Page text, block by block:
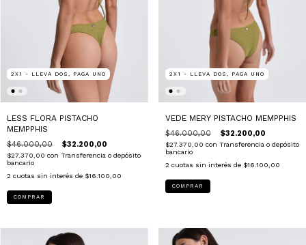
2X1 - LLEVA DOS, PAGA UNO
LESS FLORA PISTACHO
MEMPPHIS
$46.000,00 $32.200,00
$27.370,00 con Transferencia o depósito
bancario
2 cuotas sin interés de $16.100,00
COMPRAR
2X1 - LLEVA DOS, PAGA UNO
VEDE MERY PISTACHO MEMPPHIS
$46.000,00 $32.200,00
$27.370,00 con Transferencia o depósito
bancario
2 cuotas sin interés de $16.100,00
COMPRAR